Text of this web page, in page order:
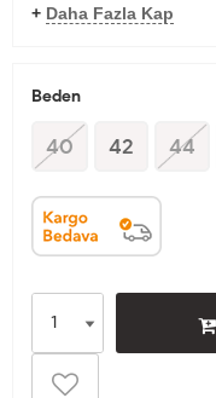
+ Daha Fazla Kap
Beden
40 42 44